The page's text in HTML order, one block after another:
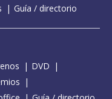
Guía / directorio
DVD